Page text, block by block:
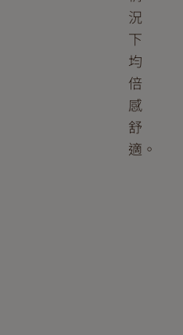
況
下
均
倍
感
舒
適。